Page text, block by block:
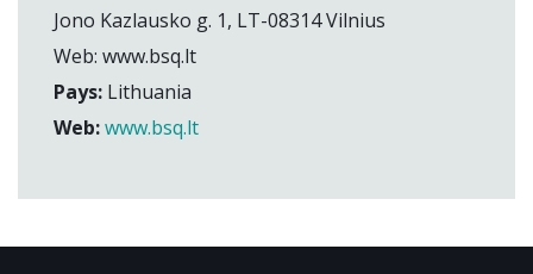
Jono Kazlausko g. 1, LT-08314 Vilnius
Web: www.bsq.lt
Pays: Lithuania
Web:www.bsq.lt